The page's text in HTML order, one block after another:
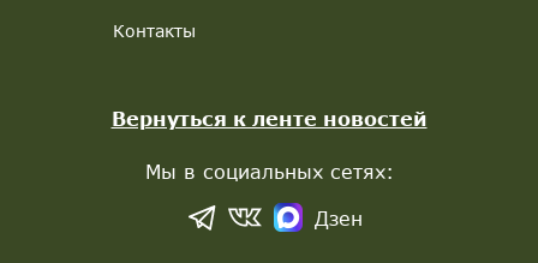
Контакты
Вернуться к ленте новостей
Мы в социальных сетях:
Дзен